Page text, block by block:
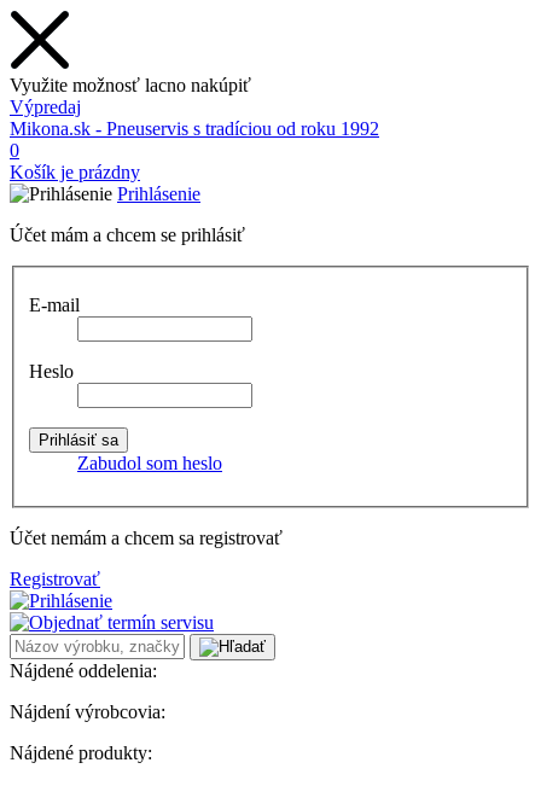
Využite možnosť lacno nakúpiť
Výpredaj
Mikona.sk - Pneuservis s tradíciou od roku 1992
0
Košík je prázdny
Prihlásenie
Účet mám a chcem se prihlásiť
E-mail
Heslo
Zabudol som heslo
Účet nemám a chcem sa registrovať
Registrovať
Nájdené oddelenia:
Nájdení výrobcovia:
Nájdené produkty: